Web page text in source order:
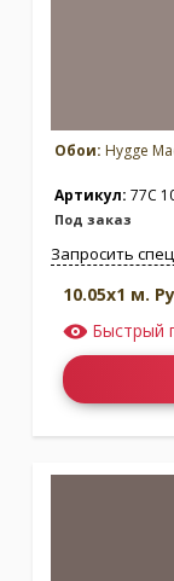
Обои: Hygge
Артикул: 77C
Под заказ
Запросить
10.05x1 м.
Быстрый